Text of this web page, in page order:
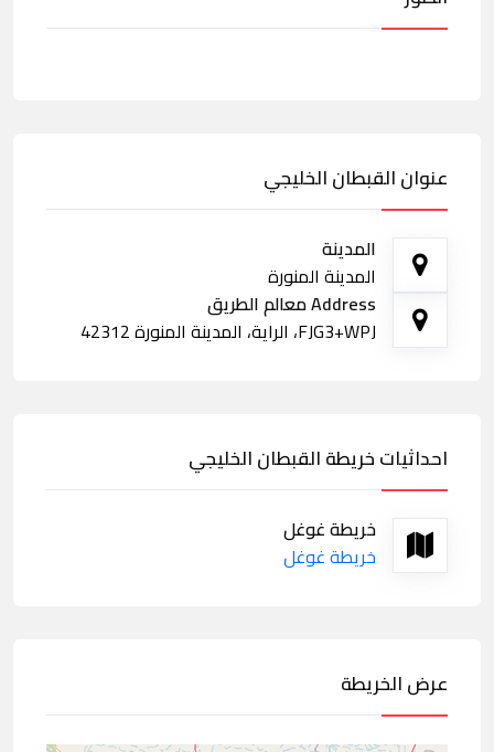
عنوان القبطان الخليجي
المدينة
المدينة المنورة
Address معالم الطريق
FJG3+WPJ، الراية، المدينة المنورة 42312
احداثيات خريطة القبطان الخليجي
خريطة غوغل
خريطة غوغل
عرض الخريطة